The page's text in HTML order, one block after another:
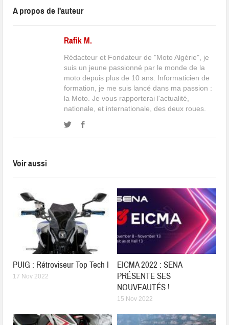
A propos de l'auteur
Rafik M.
Rédacteur et Fondateur de "Moto Algérie", je
suis un jeune passionné par le monde de la
moto depuis plus de 10 ans. Informaticien de
formation, je me suis lancé dans ma passion :
la Moto. Je vous rapporterai l'actualité,
nationale, et internationale, des deux roues.
Voir aussi
PUIG : Rétroviseur Top Tech I
17 Nov 2022
EICMA 2022 : SENA
PRÉSENTE SES
NOUVEAUTÉS !
15 Nov 2022